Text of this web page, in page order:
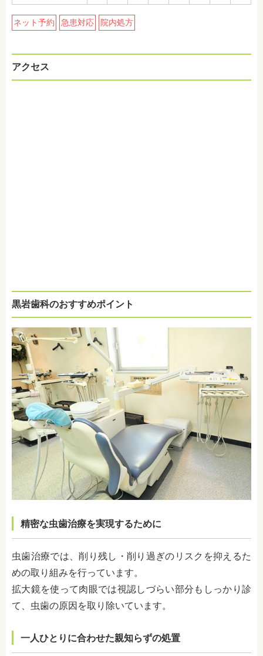
ネット予約 急患対応 院内処方
アクセス
黒岩歯科のおすすめポイント
精密な虫歯治療を実現するために
虫歯治療では、削り残し・削り過ぎのリスクを抑えるた
めの取り組みを行っています。
拡大鏡を使って肉眼では視認しづらい部分もしっかり診
て、虫歯の原因を取り除いています。
一人ひとりに合わせた親知らずの処置